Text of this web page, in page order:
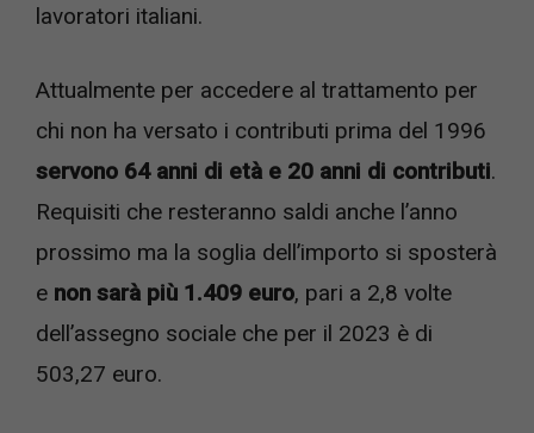
lavoratori italiani.
Attualmente per accedere al trattamento per
chi non ha versato i contributi prima del 1996
servono 64 anni di età e 20 anni di contributi.
Requisiti che resteranno saldi anche l’anno
prossimo ma la soglia dell’importo si sposterà
e non sarà più 1.409 euro, pari a 2,8 volte
dell’assegno sociale che per il 2023 è di
503,27 euro.